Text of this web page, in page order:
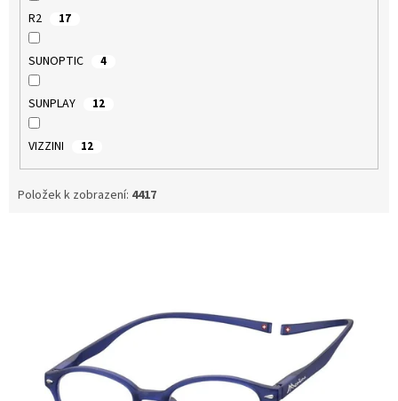
R2 17
SUNOPTIC 4
SUNPLAY 12
VIZZINI 12
Položek k zobrazení: 4417